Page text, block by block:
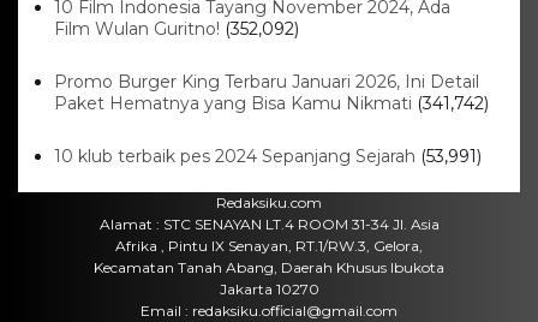
10 Film Indonesia Tayang November 2024, Ada
Film Wulan Guritno! (352,092)
Promo Burger King Terbaru Januari 2026, Ini Detail
Paket Hematnya yang Bisa Kamu Nikmati (341,742)
10 klub terbaik pes 2024 Sepanjang Sejarah (53,991)
Redaksiku.com
Alamat : STC SENAYAN LT.4 ROOM 31-34 Jl. Asia
Afrika , Pintu IX Senayan, RT.1/RW.3, Gelora,
Kecamatan Tanah Abang, Daerah Khusus Ibukota
Jakarta 10270
Email : redaksiku.official@gmail.com